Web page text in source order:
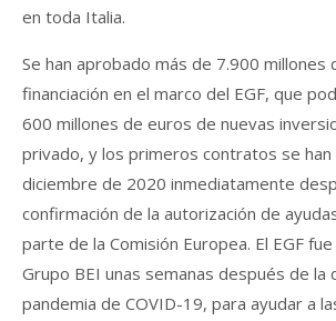
en toda Italia.
Se han aprobado más de 7.900 millones
financiación en el marco del EGF, que
600 millones de euros de nuevas
privado, y los primeros contratos se
diciembre de 2020 inmediatamente
confirmación de la autorización de
parte de la Comisión Europea. El EGF
Grupo BEI unas semanas después de la
pandemia de COVID-19, para ayudar a